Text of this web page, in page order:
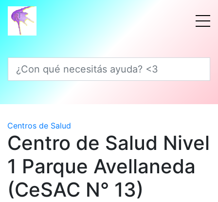
¿Con qué necesitás ayuda? <3
Centros de Salud
Centro de Salud Nivel
1 Parque Avellaneda
(CeSAC N° 13)